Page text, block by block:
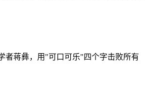
者蒋彝，用"可口可乐"四个字击败所有